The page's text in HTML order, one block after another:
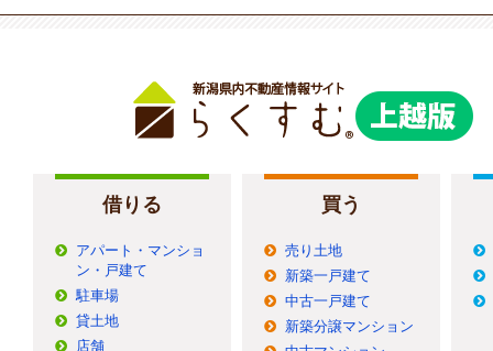
借りる
アパート・マンショ
ン・戸建て
駐車場
貸土地
店舗
買う
売り土地
新築一戸建て
中古一戸建て
新築分譲マンション